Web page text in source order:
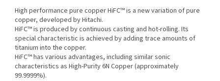
High performance pure copper HiFC™ is a new variation of pure
copper, developed by Hitachi.
HiFC™ is produced by continuous casting and hot-rolling. Its
special characteristic is achieved by adding trace amounts of
titanium into the copper.
HiFC™ has various advantages, including similar sonic
characteristics as High-Purity 6N Copper (approximately
99.9999%).